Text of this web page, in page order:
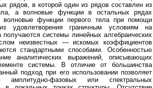
рядов, в которой один из рядов составлен из
а волновые функции в остальных рядах
волновые функции первого тела при помощи
удовлетворения граничным условиям на
получаются системы линейных алгебраических
неизвестных — искомых коэффициентов
стандартными способами. Особенностью
аналитических выражений, описывающих
системы. В отличие от большинства
подход при его использовании позволяет
фазовых или спектральных